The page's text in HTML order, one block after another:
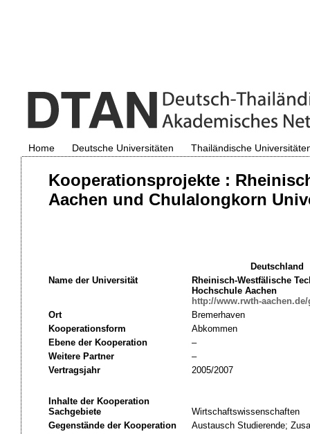
Home Deutsche Universitäten Thailändische
Kooperationsprojekte :
Aachen und Chulalongkorn
Deutschland
Name der Universität
Rheinisch-Westfälische
Hochschule Aachen
http://www.rwth-
Ort
Bremerhaven
Kooperationsform
Abkommen
Ebene der Kooperation
–
Weitere Partner
–
Vertragsjahr
2005/2007
Inhalte der Kooperation
Sachgebiete
Wirtschaftswissenschaften
Gegenstände der Kooperation
Austausch Studierende;